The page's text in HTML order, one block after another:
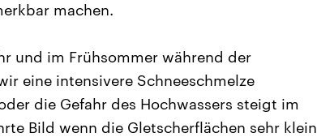
machen.
und im Frühsommer während der
eine intensivere Schneeschmelze
die Gefahr des Hochwassers steigt im
Bild wenn die Gletscherflächen sehr klein